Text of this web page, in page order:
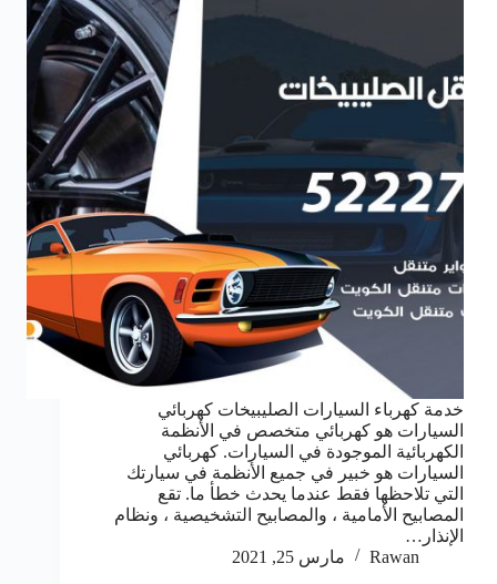
خدمة كهرباء السيارات الصليبيخات كهربائي
السيارات هو كهربائي متخصص في الأنظمة
الكهربائية الموجودة في السيارات. كهربائي
السيارات هو خبير في جميع الأنظمة في سيارتك
التي تلاحظها فقط عندما يحدث خطأ ما. تقع
المصابيح الأمامية ، والمصابيح التشخيصية ، ونظام
الإنذار…
Rawan
مارس 25, 2021